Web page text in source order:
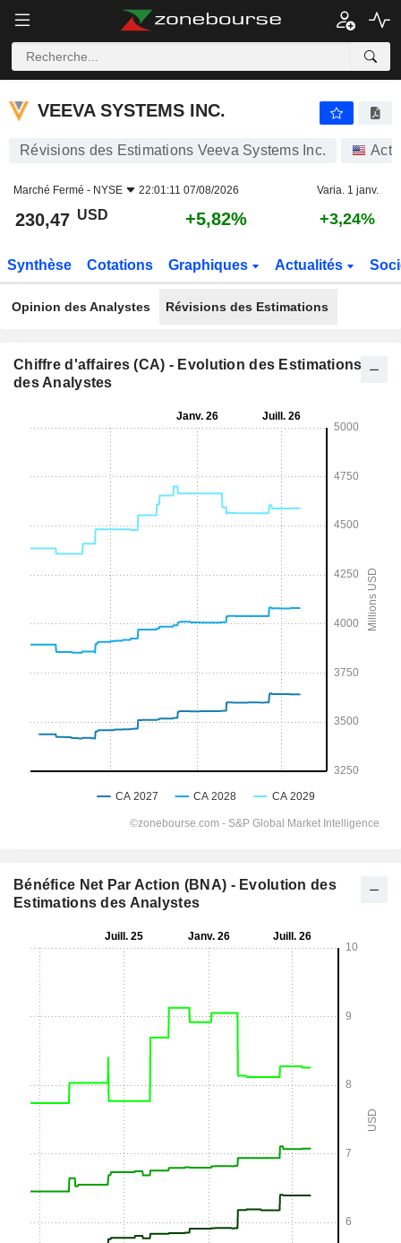
VEEVA SYSTEMS INC.
VEEVA SYSTEMS INC.
Révisions des Estimations Veeva Systems Inc.
Marché Fermé - NYSE 22:01:11 07/08/2026 Varia. 1 janv.
230,47 USD +5,82% +3,24%
Synthèse Cotations Graphiques Actualités
Opinion des Analystes Révisions des Estimations
Chiffre d'affaires (CA) - Evolution des Estimations
des Analystes
Bénéfice Net Par Action (BNA) - Evolution des
Estimations des Analystes